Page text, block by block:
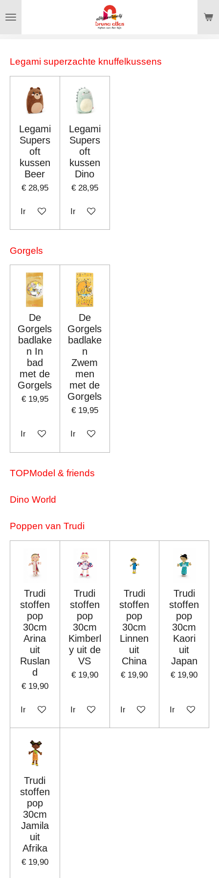
direct
hoofdinhoud
Legami superzachte knuffelkussens
Legami
Supers
oft
kussen
Beer
€ 28,95
In winkelwagen
Legami
Supers
oft
kussen
Dino
€ 28,95
In winkelwagen
Gorgels
De
Gorgels
badlake
n In
bad
met de
Gorgels
€ 19,95
In winkelwagen
De
Gorgels
badlake
n
Zwem
men
met de
Gorgels
€ 19,95
In winkelwagen
TOPModel & friends
Dino World
Poppen van Trudi
Trudi
stoffen
pop
30cm
Arina
uit
Ruslan
d
€ 19,90
In winkelwagen
Trudi
stoffen
pop
30cm
Kimberl
y uit de
VS
€ 19,90
In winkelwagen
Trudi
stoffen
pop
30cm
Linnen
uit
China
€ 19,90
In winkelwagen
Trudi
stoffen
pop
30cm
Kaori
uit
Japan
€ 19,90
In
Trudi
stoffen
pop
30cm
Jamila
uit
Afrika
€ 19,90